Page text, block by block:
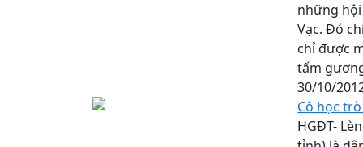
những
Vạc. Đó
chỉ được
tấm
30/10/
Cô học
HGĐT-